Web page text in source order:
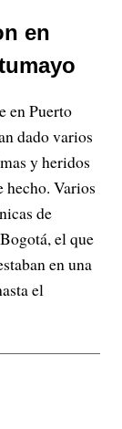
en
en Puerto
dado varios
y heridos
hecho. Varios
de
el que
en una
el